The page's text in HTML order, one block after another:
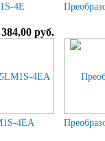
4E
руб.
4EA